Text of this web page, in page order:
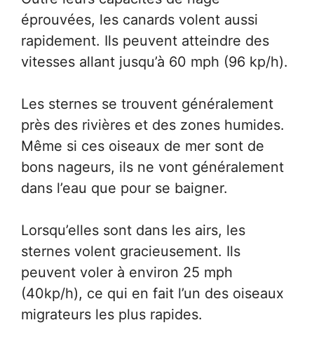
éprouvées, les canards volent aussi
rapidement. Ils peuvent atteindre des
vitesses allant jusqu’à 60 mph (96 kp/h).
Les sternes se trouvent généralement
près des rivières et des zones humides.
Même si ces oiseaux de mer sont de
bons nageurs, ils ne vont généralement
dans l’eau que pour se baigner.
Lorsqu’elles sont dans les airs, les
sternes volent gracieusement. Ils
peuvent voler à environ 25 mph
(40kp/h), ce qui en fait l’un des oiseaux
migrateurs les plus rapides.